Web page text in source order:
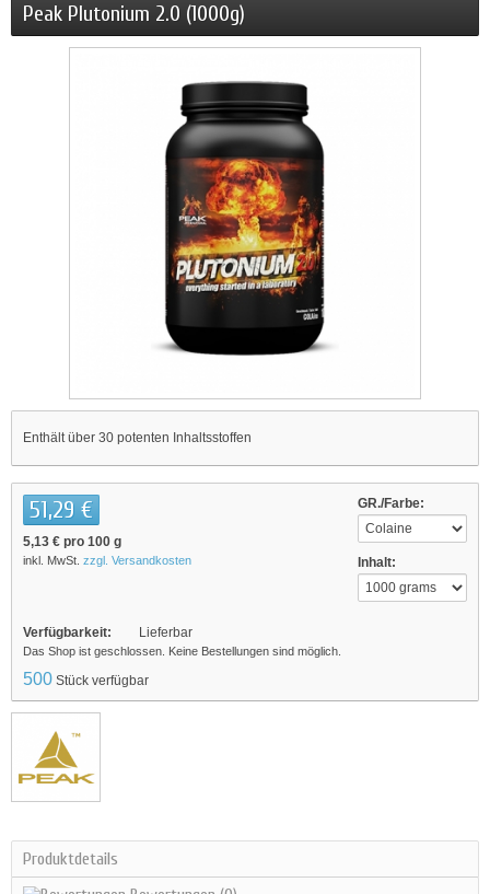
Peak Plutonium 2.0 (1000g)
Enthält über 30 potenten Inhaltsstoffen
GR./Farbe:
Inhalt:
51,29 €
5,13 € pro 100 g
inkl. MwSt. zzgl. Versandkosten
Verfügbarkeit: Lieferbar
Das Shop ist geschlossen. Keine Bestellungen sind möglich.
500 Stück verfügbar
Produktdetails